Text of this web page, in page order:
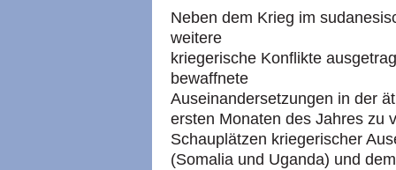
Neben dem Krieg im
weitere
kriegerische Konflikte
bewaffnete
Auseinandersetzungen in der
ersten Monaten des Jahres zu
Schauplätzen kriegerischer
(Somalia und Uganda) und